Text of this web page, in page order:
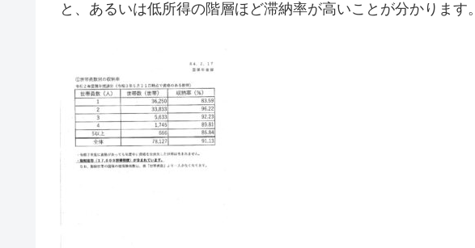
と、あるいは低所得の階層ほど滞納率が高いことが分かります。